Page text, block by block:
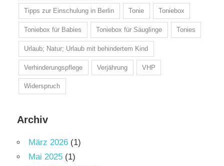
Tipps zur Einschulung in Berlin Tonie Toniebox
Toniebox für Babies Toniebox für Säuglinge Tonies
Urlaub; Natur; Urlaub mit behindertem Kind
Verhinderungspflege Verjährung VHP
Widerspruch
Archiv
März 2026 (1)
Mai 2025 (1)